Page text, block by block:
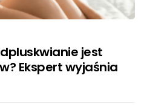
jest
Ekspert wyjaśnia